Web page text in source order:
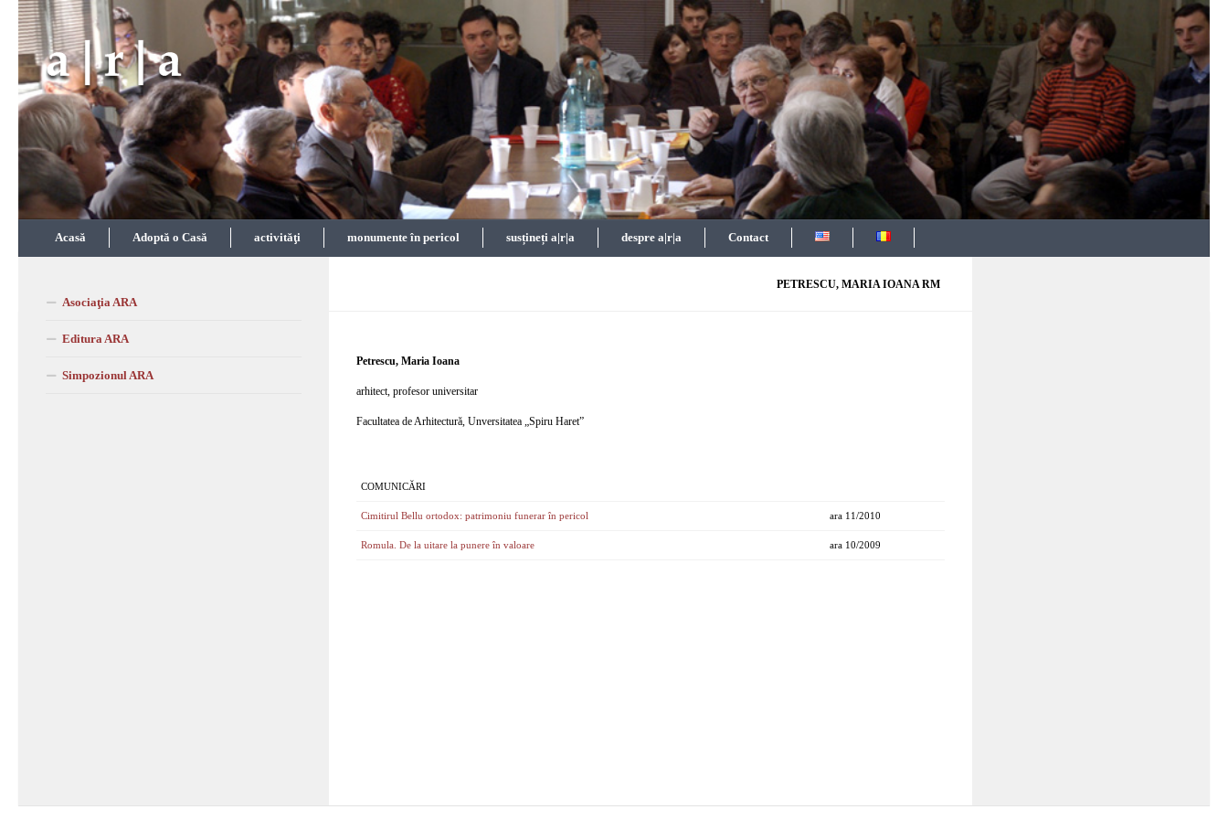
Skip to content
Acasă Adoptă o Casă activităţi monumente în pericol susțineți a|r|a despre a|r|a Contact
PETRESCU, MARIA IOANA RM
Petrescu, Maria Ioana
arhitect, profesor universitar
Facultatea de Arhitectură, Unversitatea „Spiru Haret”
COMUNICĂRI
Cimitirul Bellu ortodox: patrimoniu funerar în pericol ara 11/2010
Romula. De la uitare la punere în valoare ara 10/2009
Asociaţia ARA
Editura ARA
Simpozionul ARA